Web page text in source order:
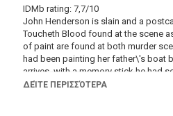
IDMb rating: 7,7/10
John Henderson is slain and a
Toucheth Blood found at the scene
of paint are found at both murder
had been painting her father\'s boat
arrives, with a memory stick he had
that Storme Gas were into bribery
ΔΕΊΤΕ ΠΕΡΙΣΣΌΤΕΡΑ